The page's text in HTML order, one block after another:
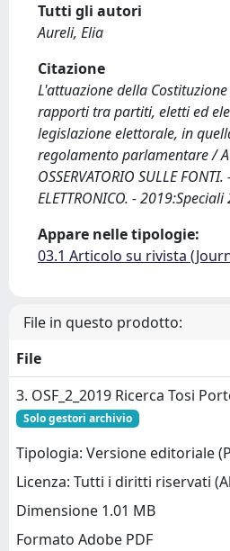
Tutti gli autori
Aureli, Elia
Citazione
L'attuazione della
rapporti tra partiti, eletti ed
legislazione elettorale, in
regolamento parlamentare /
OSSERVATORIO SULLE
ELETTRONICO. -
Appare nelle tipologie:
03.1 Articolo su rivista
File in questo prodotto:
File
3. OSF_2_2019 Ricerca Tosi
Solo gestori archivio
Tipologia: Versione editoriale
Licenza: Tutti i diritti riservati
Dimensione 1.01 MB
Formato Adobe PDF